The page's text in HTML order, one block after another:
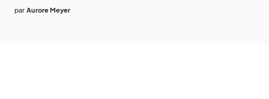
par Aurore Meyer